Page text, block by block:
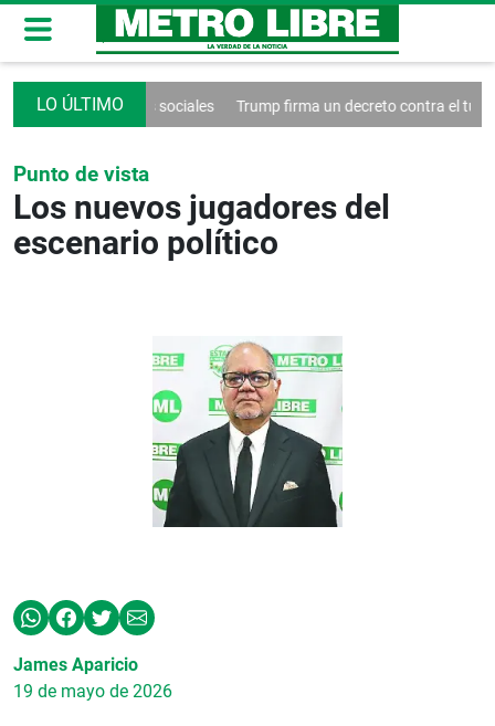
de las redes sociales Trump firma un decreto contra el turismo
Punto de vista
Los nuevos jugadores del
escenario político
James Aparicio
19 de mayo de 2026